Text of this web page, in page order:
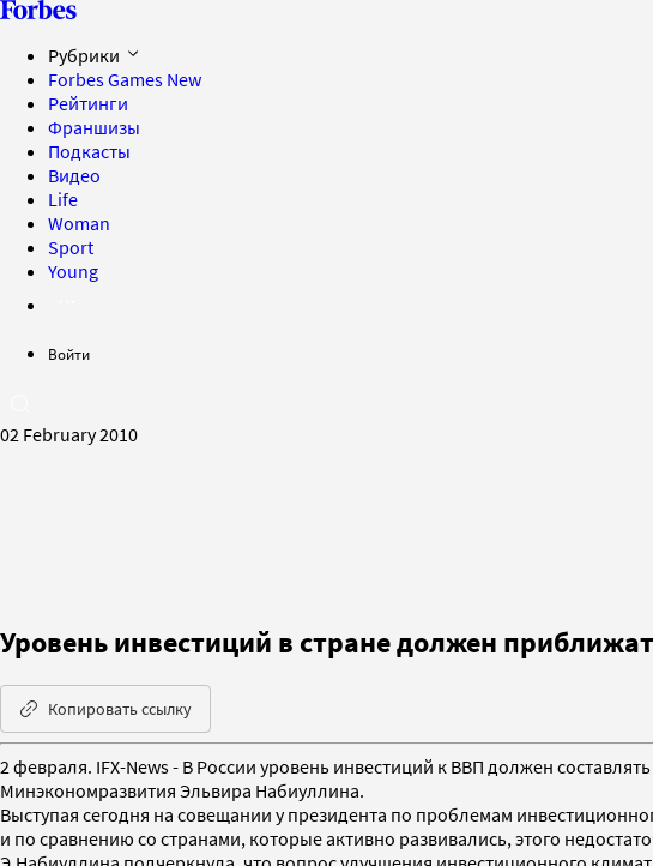
Рубрики
Forbes Games New
Рейтинги
Франшизы
Подкасты
Видео
Life
Woman
Sport
Young
Войти
02 February 2010
Уровень инвестиций в стране должен
Копировать ссылку
2 февраля. IFX-News - В России уровень инвестиций к ВВП должен
Минэкономразвития Эльвира Набиуллина.
Выступая сегодня на совещании у президента по проблемам
и по сравнению со странами, которые активно развивались, этого